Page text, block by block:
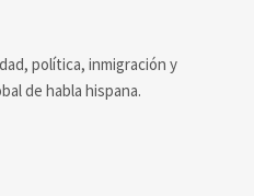
política, inmigración y
de habla hispana.